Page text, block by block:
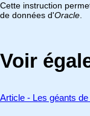
Cette instruction
de données d'Oracle
Voir
Article - Les géants